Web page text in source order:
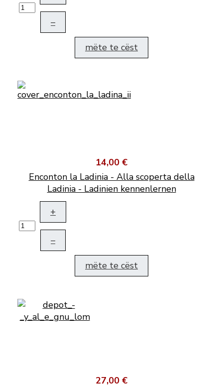
–
mëte te cëst
14,00 €
Enconton la Ladinia - Alla scoperta della
Ladinia - Ladinien kennenlernen
+
–
mëte te cëst
27,00 €